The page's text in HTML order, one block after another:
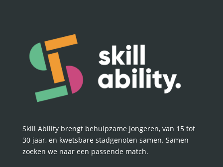
Skill Ability brengt behulpzame jongeren, van 15 tot
30 jaar, en kwetsbare stadgenoten samen. Samen
zoeken we naar een passende match.